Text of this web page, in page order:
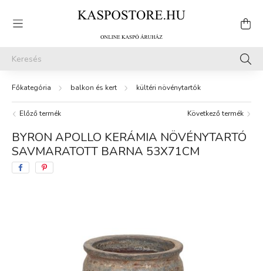
balkon és kert kültéri növénytartók
Előző termék Következő termék
BYRON APOLLO KERÁMIA NÖVÉNYTARTÓ
SAVMARATOTT BARNA 53X71CM